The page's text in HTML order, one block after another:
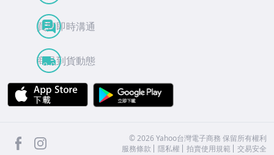
買賣即時溝通
商品到貨動態
APP Store
facebook ©2026 Yahoo台灣電子商務 保留所有權利
服務條款
隱私權 拍賣使用規範 交易安全